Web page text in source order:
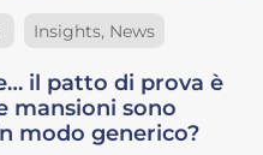
Insights, News
il patto di prova è
mansioni sono
modo generico?